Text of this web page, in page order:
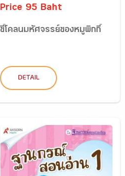
Price 95 Baht
ขี้โคลนมหัศจรรย์ของหมูพิกกี้
DETAIL